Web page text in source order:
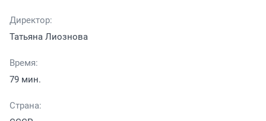
Директор:
Татьяна Лиознова
Время:
79 мин.
Страна: